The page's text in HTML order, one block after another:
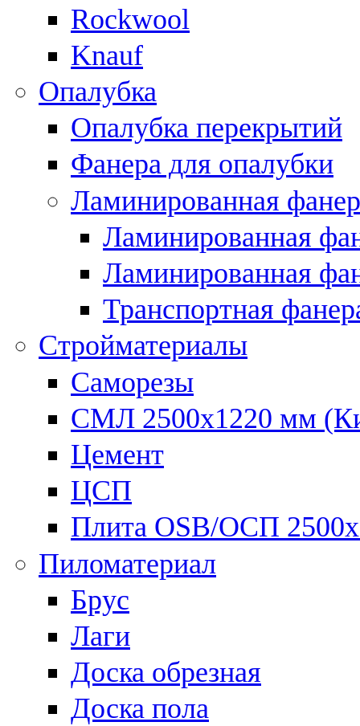
Rockwool
Knauf
Опалубка
Опалубка перекрытий
Фанера для опалубки
Ламинированная
Ламинированная
Ламинированная
Транспортная
Стройматериалы
Саморезы
СМЛ 2500х1220 мм
Цемент
ЦСП
Плита OSB/ОСП
Пиломатериал
Брус
Лаги
Доска обрезная
Доска пола